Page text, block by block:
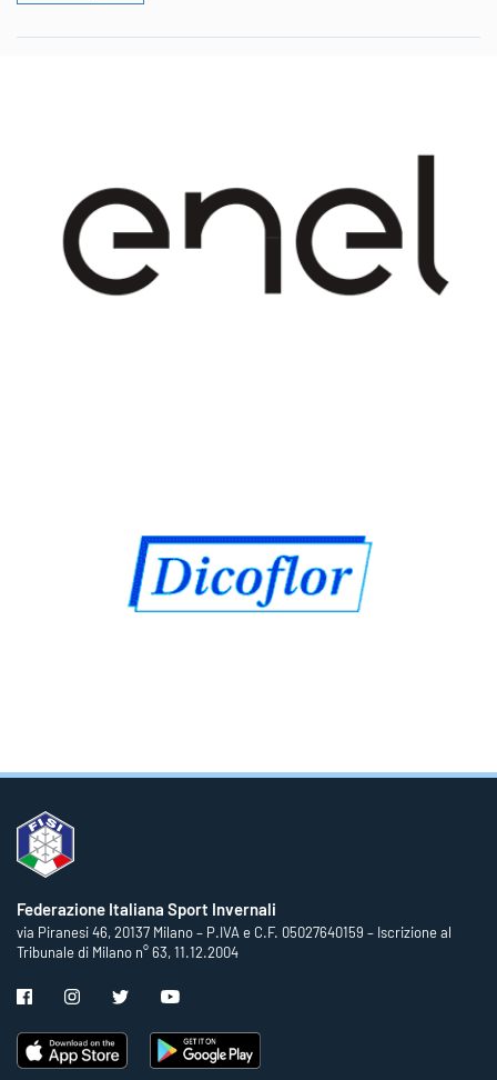
Federazione Italiana Sport Invernali
via Piranesi 46, 20137 Milano – P.IVA e C.F. 05027640159 – Iscrizione al
Tribunale di Milano n° 63, 11.12.2004